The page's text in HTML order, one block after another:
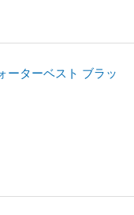
ーターベスト ブラッ